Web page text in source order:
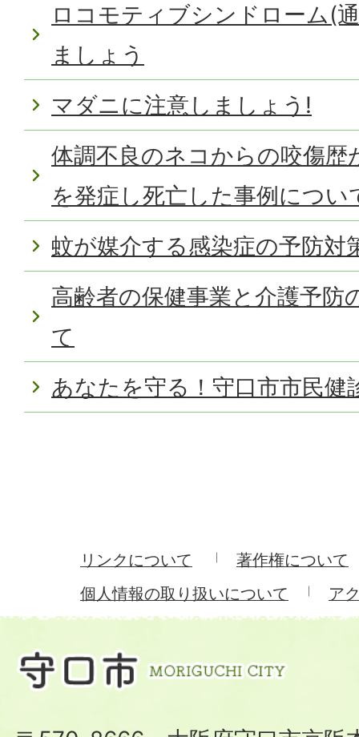
ロコモティブシンドローム(
ましょう
マダニに注意しましょう!
体調不良のネコからの咬傷歴
を発症し死亡した事例につい
蚊が媒介する感染症の予防対
高齢者の保健事業と介護予防
て
あなたを守る！守口市市民健
リンクについて
著作権について
個人情報の取り扱いについて
ア